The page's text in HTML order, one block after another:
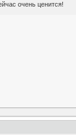
очень ценится!